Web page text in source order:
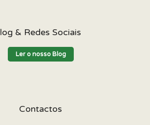
& Redes Sociais
Ler o nosso Blog
Contactos